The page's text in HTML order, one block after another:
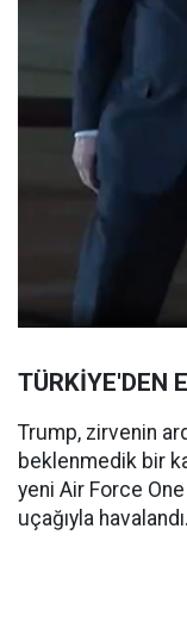
TÜRKİYE'DEN
Trump, zirvenin
beklenmedik bir
yeni Air Force
uçağıyla havalandı.